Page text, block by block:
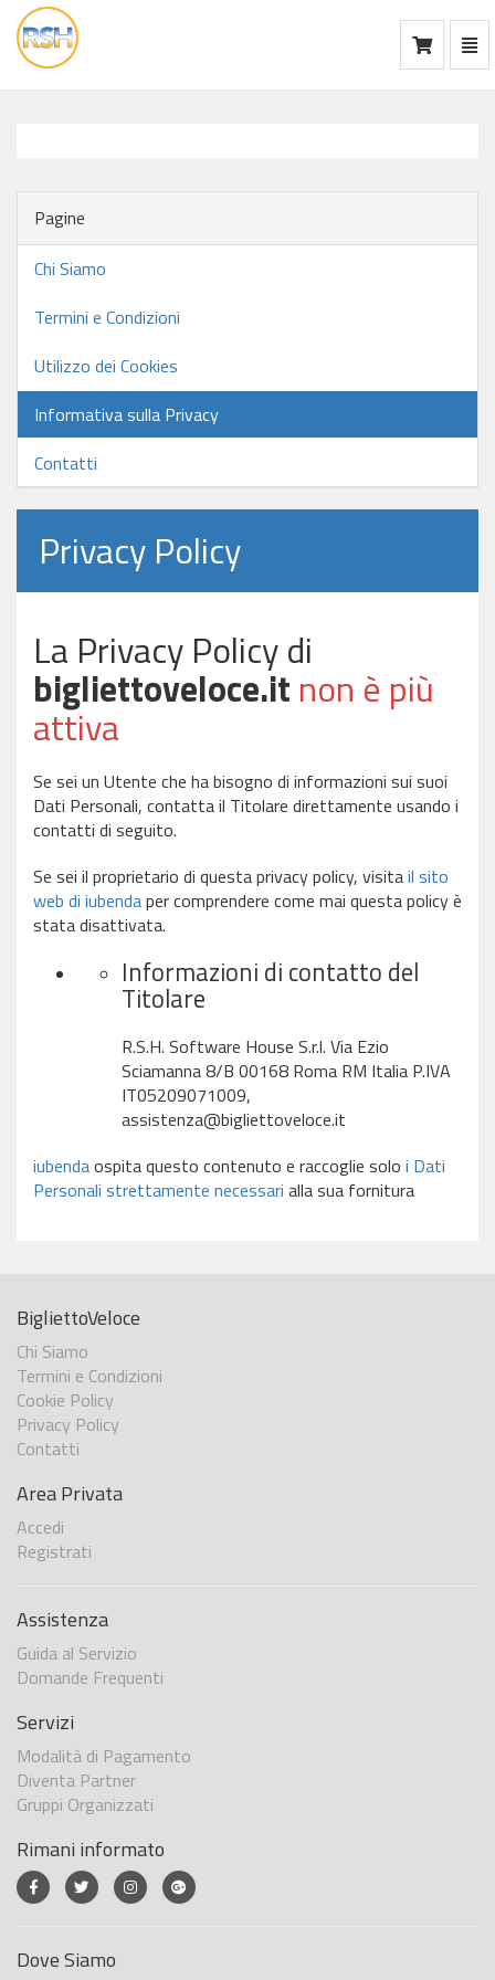
vai
alla
Pagine
Chi Siamo
Termini e Condizioni
Utilizzo dei Cookies
Informativa sulla Privacy
Contatti
Privacy Policy
La Privacy Policy di
bigliettoveloce.it non è più
attiva
Se sei un Utente che ha bisogno di informazioni sui suoi
Dati Personali, contatta il Titolare direttamente usando i
contatti di seguito.
Se sei il proprietario di questa privacy policy, visitail sito
web di iubendaper comprendere come mai questa policy è
stata disattivata.
Informazioni di contatto del
Titolare
R.S.H. Software House S.r.l. Via Ezio
Sciamanna 8/B 00168 Roma RM Italia P.IVA
IT05209071009,
assistenza@bigliettoveloce.it
iubendaospita questo contenuto e raccoglie solo i Dati
Personali strettamente necessari alla sua fornitura
BigliettoVeloce
Chi Siamo
Termini e Condizioni
Cookie Policy
Privacy Policy
Contatti
Area Privata
Accedi
Registrati
Assistenza
Guida al Servizio
Domande Frequenti
Servizi
Modalità di Pagamento
Diventa Partner
Gruppi Organizzati
Rimani informato
Dove Siamo